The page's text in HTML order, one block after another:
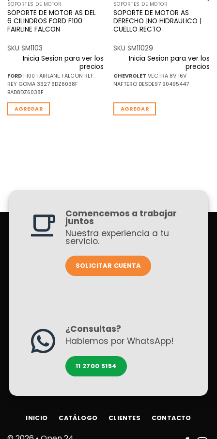
SOPORTES DE MOTOR
SOPORTE DE MOTOR AS DEL
6 CILINDROS FORD F100
FAIRLINE FALCON
SKU SM1103
Inicia Sesion para ver los
precios
FORDF100 FAIRLANE FALCON REF:
REY GOMA 3327 6DZ6038F
BAD8DZ6038F
AGREGAR
SOPORTES DE MOTOR
SOPORTE DE MOTOR AS
DERECHO |NO HIDRAULICO |
CUELLO RECTO
SKU SM11029
Inicia Sesion para ver los
precios
CHEVROLET VECTRA 8V 16V
NAFTERO DESDE97 90495447
AGREGAR
Comencemos a trabajar
juntos
Nuestra experiencia a tu
servicio.
SOLICITAR CUENTA
¿Consultas?
Hablemos por WhatsApp!
11 2700 5154
INICIO CATÁLOGO CLIENTES CONTACTO